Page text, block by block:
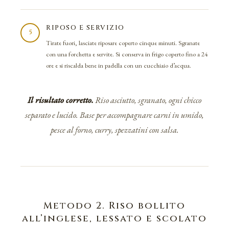
5
RIPOSO E SERVIZIO
Tirate fuori, lasciate riposare coperto cinque minuti. Sgranate
con una forchetta e servite. Si conserva in frigo coperto fino a 24
ore e si riscalda bene in padella con un cucchiaio d’acqua.
Il risultato corretto.Riso asciutto, sgranato, ogni chicco
separato e lucido. Base per accompagnare carni in umido,
pesce al forno, curry, spezzatini con salsa.
Metodo 2. Riso bollito
all’inglese, lessato e scolato